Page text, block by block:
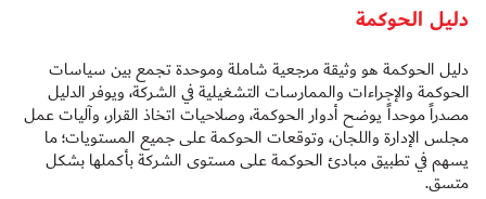
دليل الحوكمة
دليل الحوكمة هو وثيقة مرجعية شاملة وموحدة تجمع بين سياسات
الحوكمة والإجراءات والممارسات التشغيلية في الشركة، ويوفر الدليل
مصدراً موحداً يوضح أدوار الحوكمة، وصلاحيات اتخاذ القرار، وآليات عمل
مجلس الإدارة واللجان، وتوقعات الحوكمة على جميع المستويات؛ ما
يسهم في تطبيق مبادئ الحوكمة على مستوى الشركة بأكملها بشكل
متسق.